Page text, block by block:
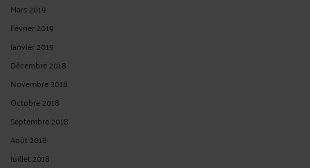
Mars 2019
Février 2019
Janvier 2019
Décembre 2018
Novembre 2018
Octobre 2018
Septembre 2018
Août 2018
Juillet 2018